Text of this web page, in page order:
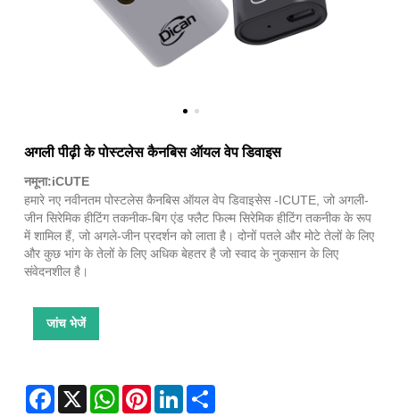
अगली पीढ़ी के पोस्टलेस कैनबिस ऑयल वेप डिवाइस
नमूना:iCUTE
हमारे नए नवीनतम पोस्टलेस कैनबिस ऑयल वेप डिवाइसेस -ICUTE, जो अगली-
जीन सिरेमिक हीटिंग तकनीक-बिग एंड फ्लैट फिल्म सिरेमिक हीटिंग तकनीक के रूप
में शामिल हैं, जो अगले-जीन प्रदर्शन को लाता है। दोनों पतले और मोटे तेलों के लिए
और कुछ भांग के तेलों के लिए अधिक बेहतर है जो स्वाद के नुकसान के लिए
संवेदनशील है।
जांच भेजें
Facebook
X WhatsAppPinterestLinkedIn